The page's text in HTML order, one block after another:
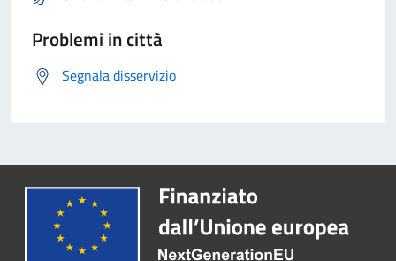
Problemi in città
Segnala disservizio